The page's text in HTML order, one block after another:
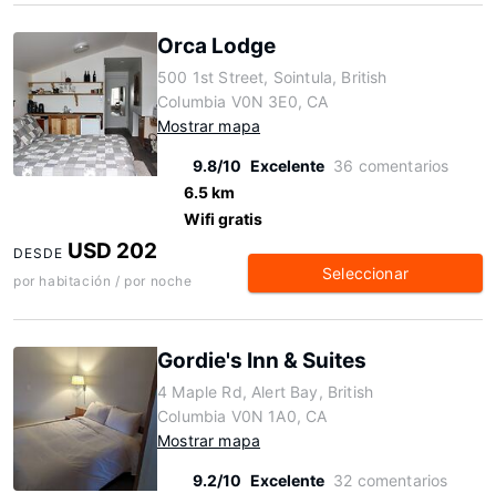
Orca Lodge
500 1st Street, Sointula, British
Columbia V0N 3E0, CA
Mostrar mapa
9.8/10 Excelente 36 comentarios
6.5 km
Wifi gratis
DESDE USD 202
por habitación / por noche Seleccionar
Gordie's Inn & Suites
4 Maple Rd, Alert Bay, British
Columbia V0N 1A0, CA
Mostrar mapa
9.2/10 Excelente 32 comentarios